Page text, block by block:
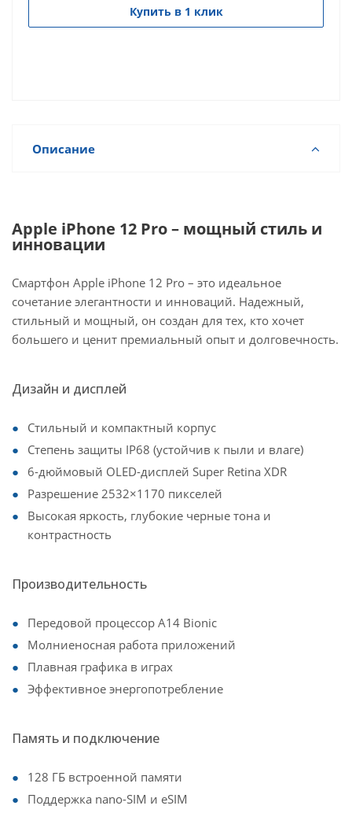
Купить в 1 клик
Описание
Apple iPhone 12 Pro – мощный стиль и
инновации
Смартфон Apple iPhone 12 Pro – это идеальное
сочетание элегантности и инноваций. Надежный,
стильный и мощный, он создан для тех, кто хочет
большего и ценит премиальный опыт и долговечность.
Дизайн и дисплей
Стильный и компактный корпус
Степень защиты IP68 (устойчив к пыли и влаге)
6-дюймовый OLED-дисплей Super Retina XDR
Разрешение 2532×1170 пикселей
Высокая яркость, глубокие черные тона и
контрастность
Производительность
Передовой процессор A14 Bionic
Молниеносная работа приложений
Плавная графика в играх
Эффективное энергопотребление
Память и подключение
128 ГБ встроенной памяти
Поддержка nano-SIM и eSIM